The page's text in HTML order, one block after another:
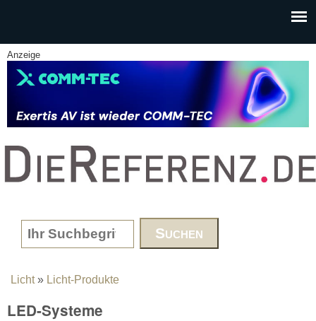
Anzeige
www.DieReferenz.de
Search form
You are here
Licht» Licht-Produkte
LED-Systeme